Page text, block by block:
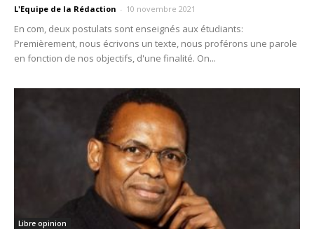
L'Equipe de la Rédaction - 10 novembre 2021
En com, deux postulats sont enseignés aux étudiants:
Premièrement, nous écrivons un texte, nous proférons une parole
en fonction de nos objectifs, d'une finalité. On...
Libre opinion